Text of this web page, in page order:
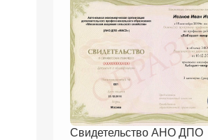
Свидетельство АНО ДПО